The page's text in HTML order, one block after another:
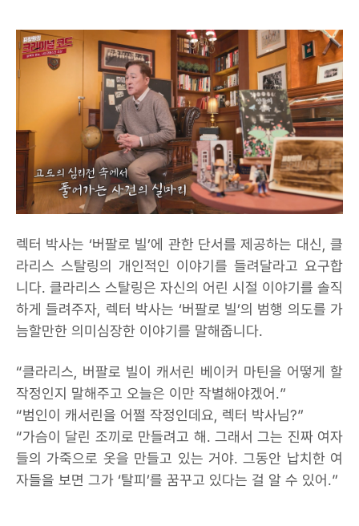
렉터 박사는 ‘버팔로 빌’에 관한 단서를 제공하는 대신, 클
라리스 스탈링의 개인적인 이야기를 들려달라고 요구합
니다. 클라리스 스탈링은 자신의 어린 시절 이야기를 솔직
하게 들려주자, 렉터 박사는 ‘버팔로 빌’의 범행 의도를 가
늠할만한 의미심장한 이야기를 말해줍니다.
“클라리스, 버팔로 빌이 캐서린 베이커 마틴을 어떻게 할
작정인지 말해주고 오늘은 이만 작별해야겠어.”
“범인이 캐서린을 어쩔 작정인데요, 렉터 박사님?”
“가슴이 달린 조끼로 만들려고 해. 그래서 그는 진짜 여자
들의 가죽으로 옷을 만들고 있는 거야. 그동안 납치한 여
자들을 보면 그가 ‘탈피’를 꿈꾸고 있다는 걸 알 수 있어.”